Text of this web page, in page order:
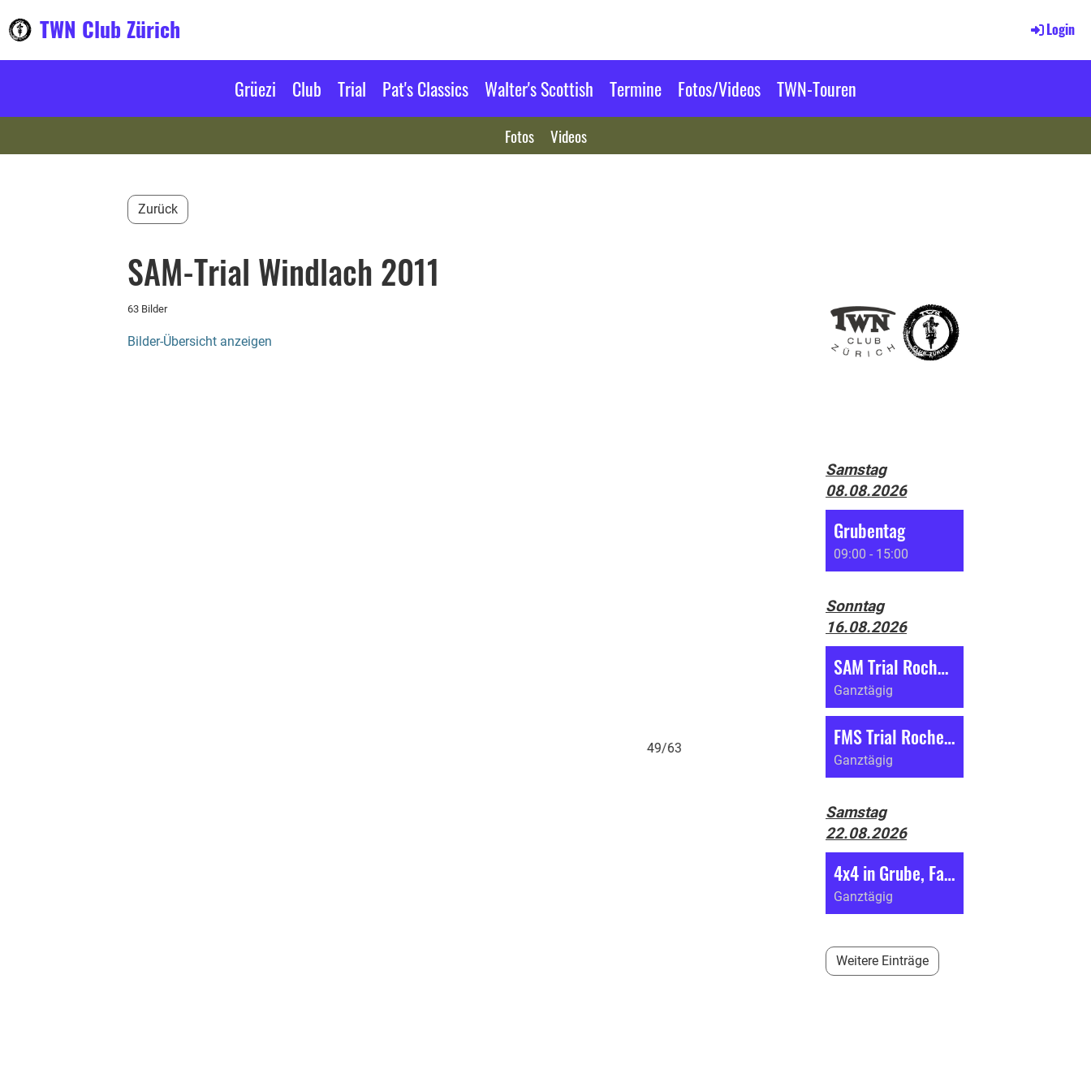
TWN Club Zürich Login
Grüezi Club Trial Pat's Classics Walter's Scottish Termine Fotos/Videos TWN-Touren
Fotos Videos
Zurück
SAM-Trial Windlach 2011
63 Bilder
Bilder-Übersicht anzeigen
49/63
Samstag
08.08.2026
Grubentag
09:00 - 15:00
Sonntag
16.08.2026
SAM Trial Roches (BE)
Ganztägig
FMS Trial Roches (BE)
Ganztägig
Samstag
22.08.2026
4x4 in Grube, Fahrverbot
Ganztägig
Weitere Einträge